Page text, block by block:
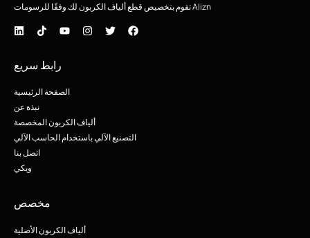
Alizn تقوم بتخصيص قطع ألياف الكربون لك وفقًا للرسومات
رابط سريع
الصفحة الرئيسية
نبذة عن
ألياف الكربون المخصصة
التصنيع الآلي باستخدام الحاسب الآلي
اتصل بنا
ويكي
مخصص
ألياف الكربون الأصلية